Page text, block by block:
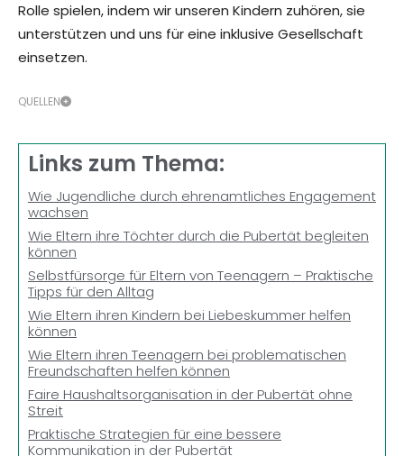
Rolle spielen, indem wir unseren Kindern zuhören, sie
unterstützen und uns für eine inklusive Gesellschaft
einsetzen.
QUELLEN
Links zum Thema:
Wie Jugendliche durch ehrenamtliches Engagement
wachsen
Wie Eltern ihre Töchter durch die Pubertät begleiten
können
Selbstfürsorge für Eltern von Teenagern – Praktische
Tipps für den Alltag
Wie Eltern ihren Kindern bei Liebeskummer helfen
können
Wie Eltern ihren Teenagern bei problematischen
Freundschaften helfen können
Faire Haushaltsorganisation in der Pubertät ohne
Streit
Praktische Strategien für eine bessere
Kommunikation in der Pubertät